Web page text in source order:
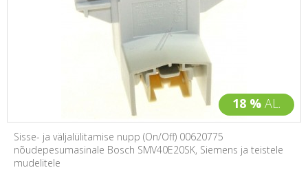
18 % AL.
Sisse- ja väljalülitamise nupp (On/Off) 00620775
nõudepesumasinale Bosch SMV40E20SK, Siemens ja teistele
mudelitele